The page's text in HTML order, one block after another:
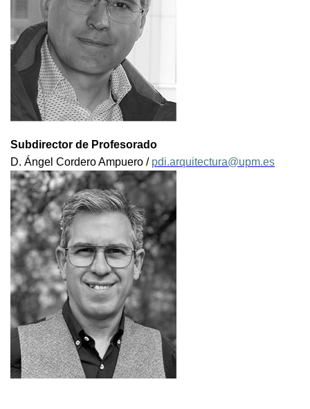
Subdirector de Profesorado
D. Ángel Cordero Ampuero / pdi.arquitectura@upm.es